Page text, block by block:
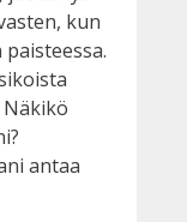
kun
antaa